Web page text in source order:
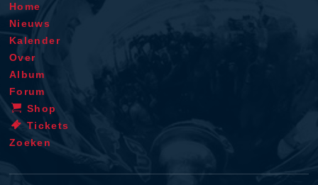
Home
Nieuws
Kalender
Over
Album
Forum
Shop
Tickets
Zoeken